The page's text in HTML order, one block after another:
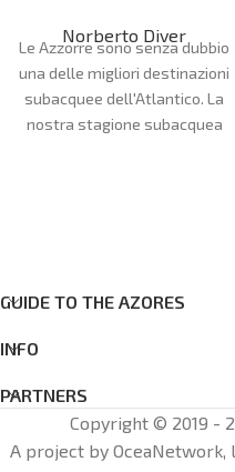
Norberto Diver
Le Azzorre sono senza dubbio
una delle migliori destinazioni
subacquee dell'Atlantico. La
nostra stagione subacquea
Faial e Pico.
GUIDE TO THE AZORES
INFO
PARTNERS
Copyright © 2019 -
A project by OceaNetwork,